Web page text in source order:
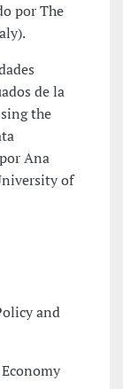
por The
de la
the
Ana
of
and